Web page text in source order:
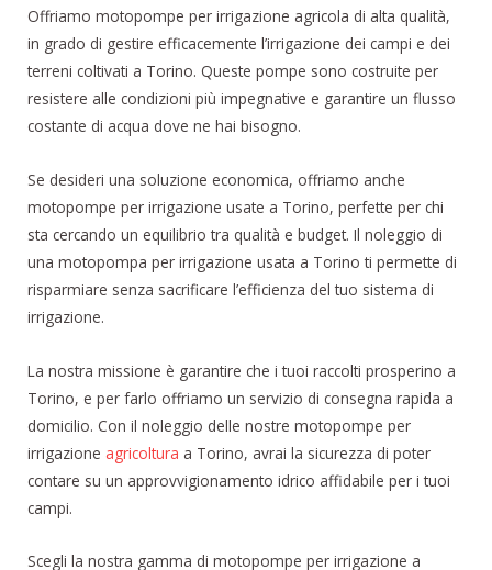
Offriamo motopompe per irrigazione agricola di alta qualità,
in grado di gestire efficacemente l’irrigazione dei campi e dei
terreni coltivati a Torino. Queste pompe sono costruite per
resistere alle condizioni più impegnative e garantire un flusso
costante di acqua dove ne hai bisogno.
Se desideri una soluzione economica, offriamo anche
motopompe per irrigazione usate a Torino, perfette per chi
sta cercando un equilibrio tra qualità e budget. Il noleggio di
una motopompa per irrigazione usata a Torino ti permette di
risparmiare senza sacrificare l’efficienza del tuo sistema di
irrigazione.
La nostra missione è garantire che i tuoi raccolti prosperino a
Torino, e per farlo offriamo un servizio di consegna rapida a
domicilio. Con il noleggio delle nostre motopompe per
irrigazione agricoltura a Torino, avrai la sicurezza di poter
contare su un approvvigionamento idrico affidabile per i tuoi
campi.
Scegli la nostra gamma di motopompe per irrigazione a